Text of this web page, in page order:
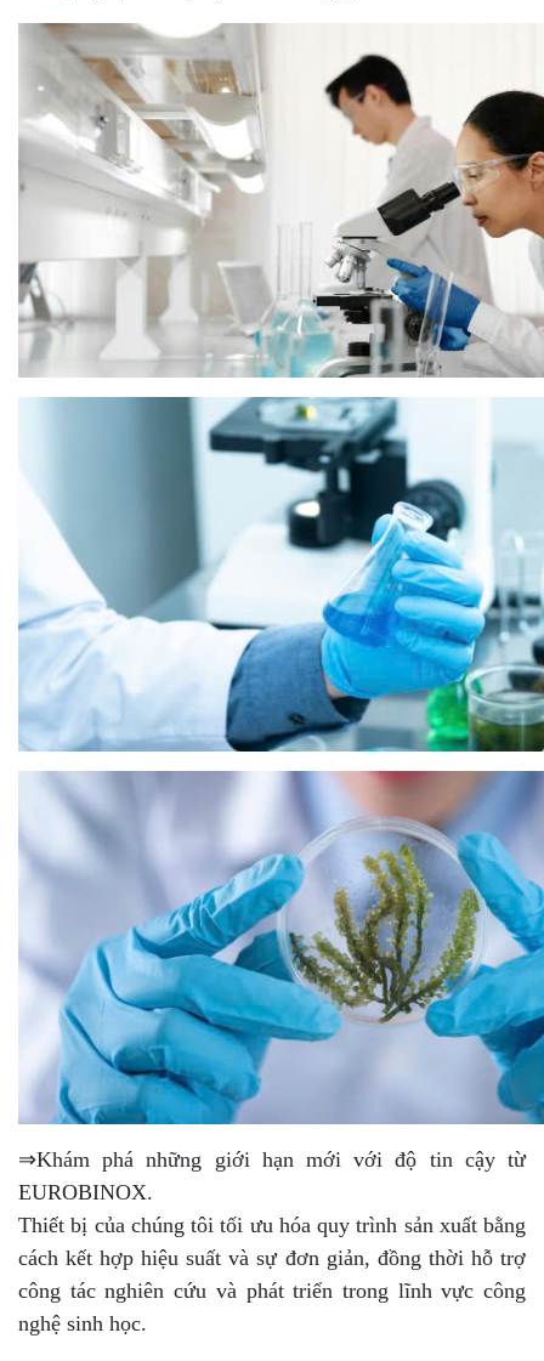
⇒Khám phá những giới hạn mới với độ tin cậy từ
EUROBINOX.
Thiết bị của chúng tôi tối ưu hóa quy trình sản xuất bằng
cách kết hợp hiệu suất và sự đơn giản, đồng thời hỗ trợ
công tác nghiên cứu và phát triển trong lĩnh vực công
nghệ sinh học.